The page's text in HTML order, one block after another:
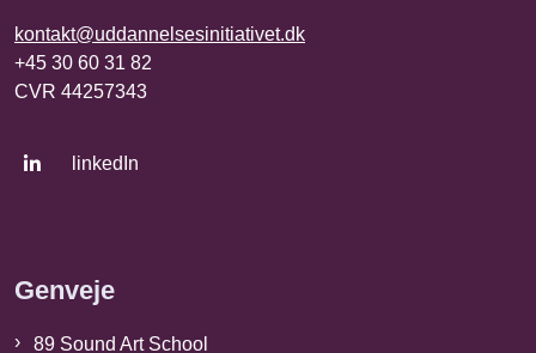
kontakt@uddannelsesinitiativet.dk
+45 30 60 31 82
CVR 44257343
linkedIn
Genveje
89 Sound Art School